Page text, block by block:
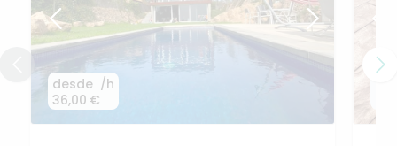
desde
36,00 €
/h